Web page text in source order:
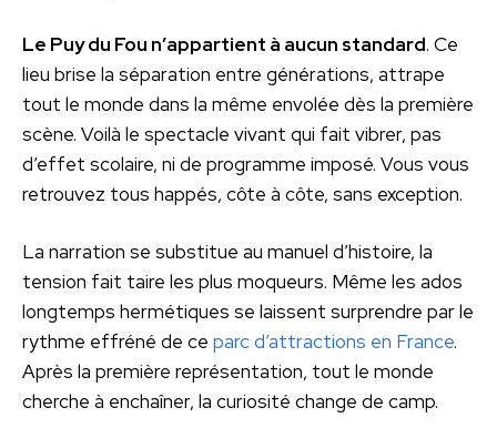
Le Puy du Fou n’appartient à aucun standard. Ce
lieu brise la séparation entre générations, attrape
tout le monde dans la même envolée dès la première
scène. Voilà le spectacle vivant qui fait vibrer, pas
d’effet scolaire, ni de programme imposé. Vous vous
retrouvez tous happés, côte à côte, sans exception.
La narration se substitue au manuel d’histoire, la
tension fait taire les plus moqueurs. Même les ados
longtemps hermétiques se laissent surprendre par le
rythme effréné de ce parc d’attractions en France.
Après la première représentation, tout le monde
cherche à enchaîner, la curiosité change de camp.